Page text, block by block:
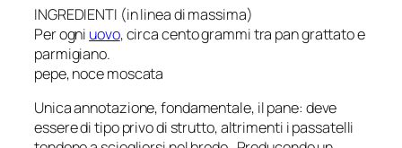
INGREDIENTI (in linea di massima)
Per ogni uovo, circa cento grammi tra pan grattato e
parmigiano.
pepe, noce moscata
Unica annotazione, fondamentale, il pane: deve
essere di tipo privo di strutto, altrimenti i passatelli